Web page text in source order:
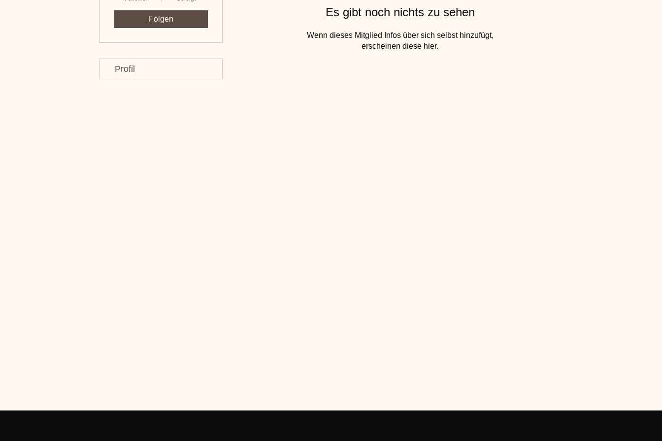
Es gibt noch nichts zu sehen
Wenn dieses Mitglied Infos über sich selbst hinzufügt,
erscheinen diese hier.
Folgen
Profil